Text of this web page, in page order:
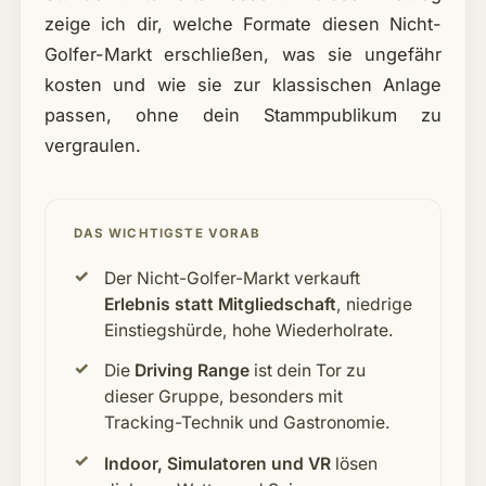
zeige ich dir, welche Formate diesen Nicht-
Golfer-Markt erschließen, was sie ungefähr
kosten und wie sie zur klassischen Anlage
passen, ohne dein Stammpublikum zu
vergraulen.
DAS WICHTIGSTE VORAB
Der Nicht-Golfer-Markt verkauft
Erlebnis statt Mitgliedschaft, niedrige
Einstiegshürde, hohe Wiederholrate.
Die Driving Range ist dein Tor zu
dieser Gruppe, besonders mit
Tracking-Technik und Gastronomie.
Indoor, Simulatoren und VR lösen